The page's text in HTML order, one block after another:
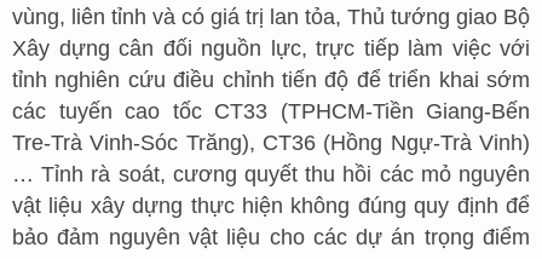
vùng, liên tỉnh và có giá trị lan tỏa, Thủ tướng giao Bộ
Xây dựng cân đối nguồn lực, trực tiếp làm việc với
tỉnh nghiên cứu điều chỉnh tiến độ để triển khai sớm
các tuyến cao tốc CT33 (TPHCM-Tiền Giang-Bến
Tre-Trà Vinh-Sóc Trăng), CT36 (Hồng Ngự-Trà Vinh)
… Tỉnh rà soát, cương quyết thu hồi các mỏ nguyên
vật liệu xây dựng thực hiện không đúng quy định để
bảo đảm nguyên vật liệu cho các dự án trọng điểm